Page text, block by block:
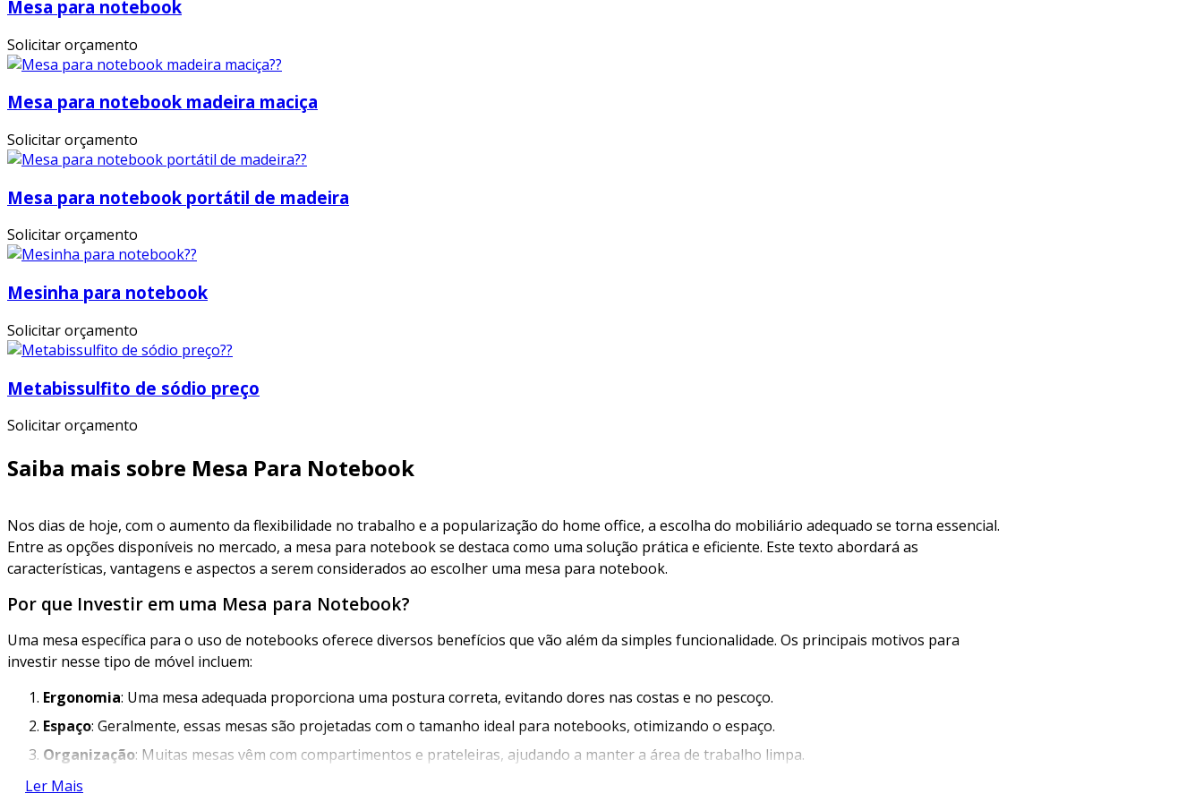
Mesa para notebook
Solicitar orçamento
Mesa para notebook madeira maciça
Solicitar orçamento
Mesa para notebook portátil de madeira
Solicitar orçamento
Mesinha para notebook
Solicitar orçamento
Metabissulfito de sódio preço
Solicitar orçamento
Saiba mais sobre Mesa Para Notebook
Nos dias de hoje, com o aumento da flexibilidade no trabalho e a popularização do home office, a escolha do mobiliário adequado se torna essencial.
Entre as opções disponíveis no mercado, a mesa para notebook se destaca como uma solução prática e eficiente. Este texto abordará as
características, vantagens e aspectos a serem considerados ao escolher uma mesa para notebook.
Por que Investir em uma Mesa para Notebook?
Uma mesa específica para o uso de notebooks oferece diversos benefícios que vão além da simples funcionalidade. Os principais motivos para
investir nesse tipo de móvel incluem:
Ergonomia: Uma mesa adequada proporciona uma postura correta, evitando dores nas costas e no pescoço.
Espaço: Geralmente, essas mesas são projetadas com o tamanho ideal para notebooks, otimizando o espaço.
Organização: Muitas mesas vêm com compartimentos e prateleiras, ajudando a manter a área de trabalho limpa.
Características de uma Mesa para Notebook
Ler Mais